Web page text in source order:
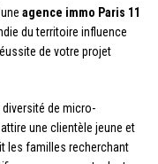
agence immo Paris 11
du territoire influence
de votre projet
diversité de micro-
une clientèle jeune et
les familles recherchant